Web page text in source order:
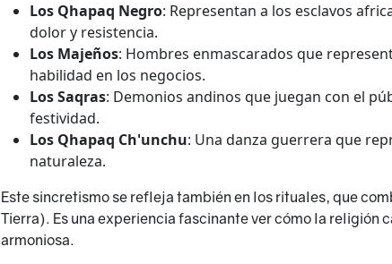
Los Qhapaq Negro: Representan a los esclavos
dolor y resistencia.
Los Majeños: Hombres enmascarados que
habilidad en los negocios.
Los Saqras: Demonios andinos que juegan con el
festividad.
Los Qhapaq Ch'unchu: Una danza guerrera que
naturaleza.
Este sincretismo se refleja también en los rituales, que
Tierra). Es una experiencia fascinante ver cómo la religión
armoniosa.